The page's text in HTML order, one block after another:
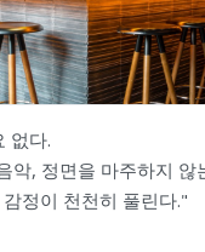
없다.
악, 정면을 마주하지 않
정이 천천히 풀린다."